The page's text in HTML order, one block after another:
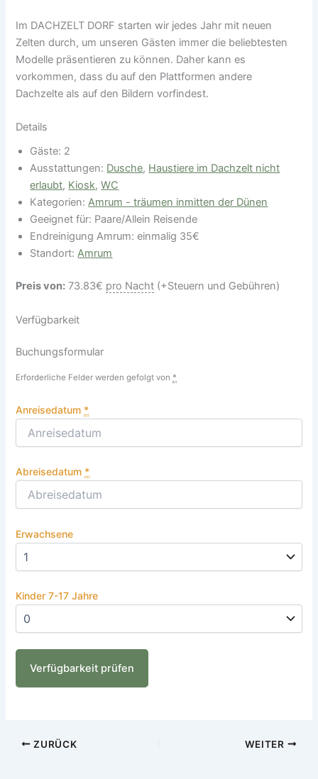
Im DACHZELT DORF starten wir jedes Jahr mit neuen
Zelten durch, um unseren Gästen immer die beliebtesten
Modelle präsentieren zu können. Daher kann es
vorkommen, dass du auf den Plattformen andere
Dachzelte als auf den Bildern vorfindest.
Details
Gäste: 2
Ausstattungen: Dusche, Haustiere im Dachzelt nicht
erlaubt, Kiosk,WC
Kategorien: Amrum - träumen inmitten der Dünen
Geeignet für: Paare/Allein Reisende
Endreinigung Amrum: einmalig 35€
Standort: Amrum
Preis von: 73.83€ pro Nacht (+Steuern und Gebühren)
Verfügbarkeit
Buchungsformular
Erforderliche Felder werden gefolgt von *
Anreisedatum *
Abreisedatum *
Erwachsene
Kinder 7-17 Jahre
ZURÜCK WEITER